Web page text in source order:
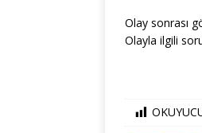
Olay sonrası
Olayla ilgili